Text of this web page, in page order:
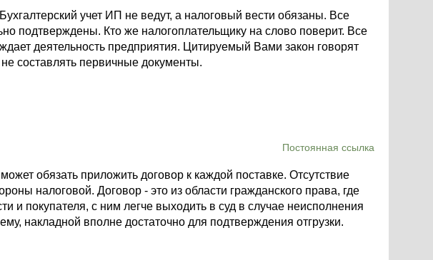
учет ИП не ведут, а налоговый вести обязаны. Все
подтверждены. Кто же налогоплательщику на слово поверит. Все
деятельность предприятия. Цитируемый Вами закон говорят
составлять первичные документы.
Постоянная ссылка
обязать приложить договор к каждой поставке. Отсутствие
налоговой. Договор - это из области гражданского права, где
и покупателя, с ним легче выходить в суд в случае неисполнения
накладной вполне достаточно для подтверждения отгрузки.